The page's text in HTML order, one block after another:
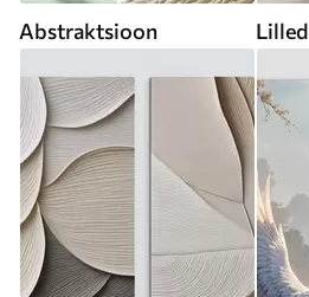
Abstraktsioon Lilled